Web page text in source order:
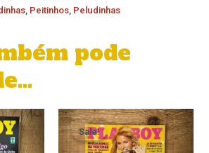
, Peitinhos, Peludinhas
pode
Sale!
Sale!
O
preço
original
era:
O
preço
atual
é: